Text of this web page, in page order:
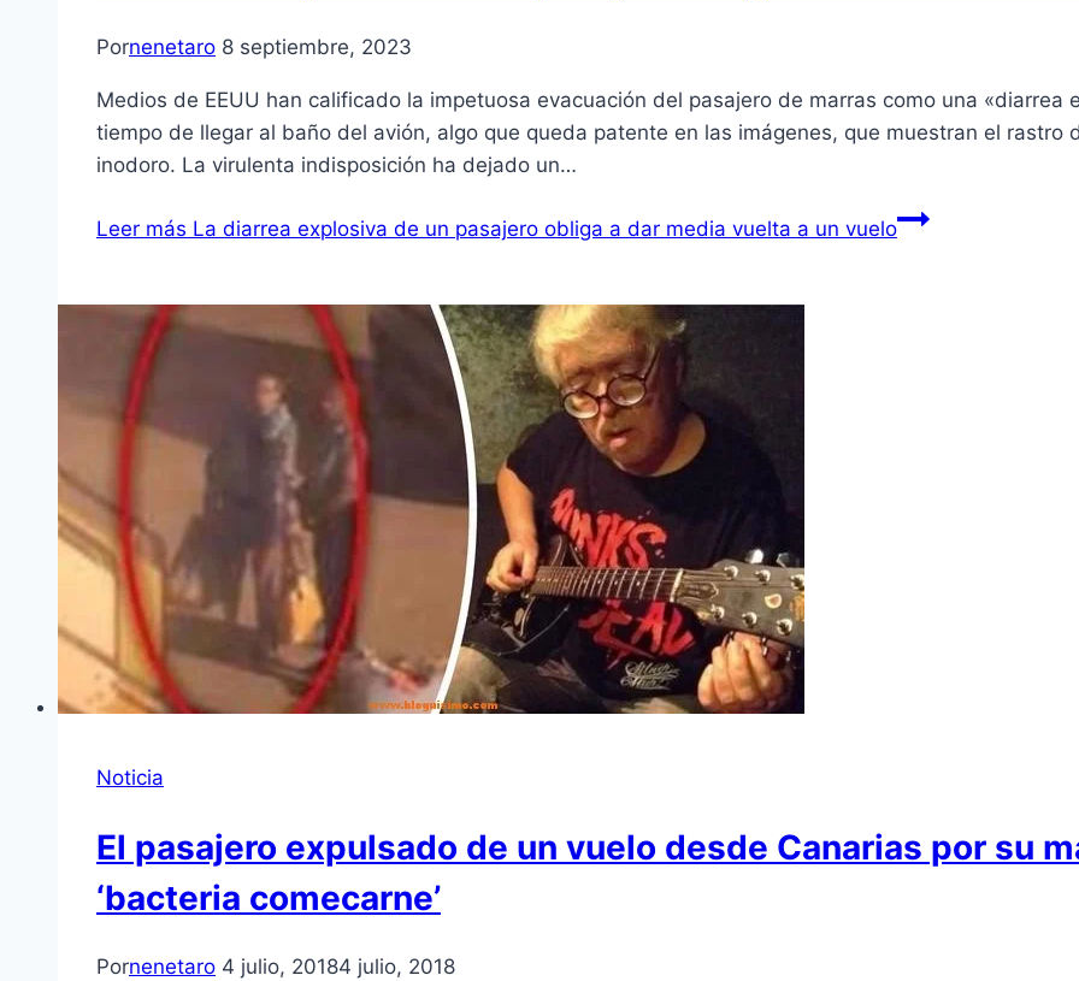
Pornenetaro 8 septiembre, 2023
Medios de EEUU han calificado la impetuosa evacuación del pasajero de marras como una
tiempo de llegar al baño del avión, algo que queda patente en las imágenes, que muestran el rastro
inodoro. La virulenta indisposición ha dejado un…
Leer más La diarrea explosiva de un pasajero obliga a dar media vuelta a un vuelo
Noticia
El pasajero expulsado de un vuelo desde Canarias por su
‘bacteria comecarne’
Pornenetaro 4 julio, 20184 julio, 2018